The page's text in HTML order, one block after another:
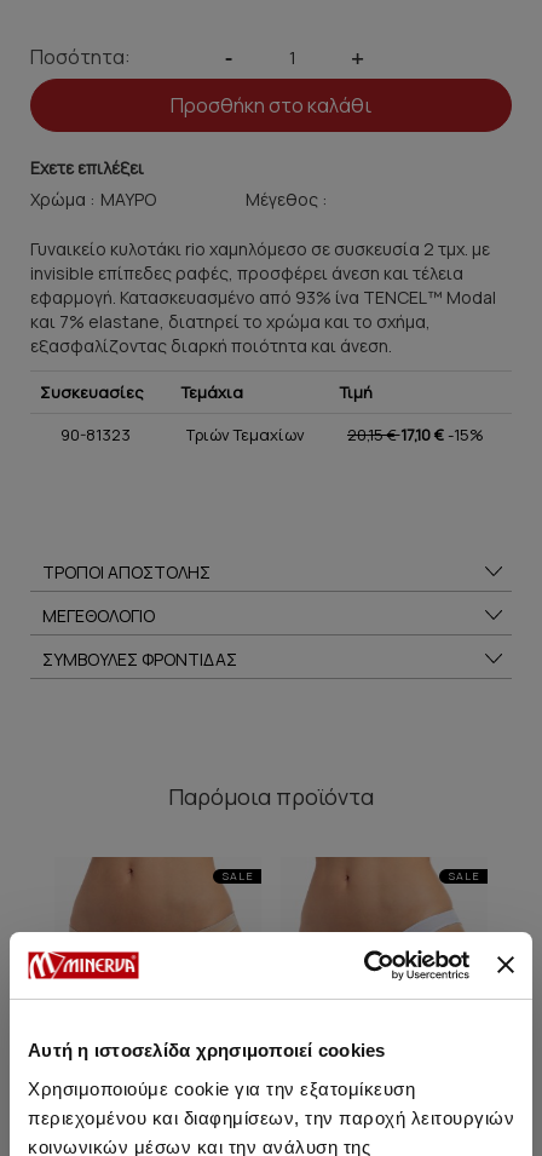
Αυτή η ιστοσελίδα χρησιμοποιεί cookies
Χρησιμοποιούμε cookie για την εξατομίκευση
περιεχομένου και διαφημίσεων, την παροχή λειτουργιών
κοινωνικών μέσων και την ανάλυση της
Ποσότητα: - +
Προσθήκη στο καλάθι
Εχετε επιλέξει
Χρώμα :
Μέγεθος :
Γυναικείο κυλοτάκι rio χαμηλόμεσο σε συσκευσία 2 τμχ. με
invisible επίπεδες ραφές, προσφέρει άνεση και τέλεια
εφαρμογή. Κατασκευασμένο από 93% ίνα TENCEL™ Modal
και 7% elastane, διατηρεί το χρώμα και το σχήμα,
εξασφαλίζοντας διαρκή ποιότητα και άνεση.
Συσκευασίες Τεμάχια
Τιμή
90-81323
Τριών Τεμαχίων 20,15 €17,10 €-15%
ΤΡΟΠΟΙ ΑΠΟΣΤΟΛΗΣ
ΜΕΓΕΘΟΛΟΓΙΟ
ΣΥΜΒΟΥΛΕΣ ΦΡΟΝΤΙΔΑΣ
Παρόμοια προϊόντα
SALE SALE